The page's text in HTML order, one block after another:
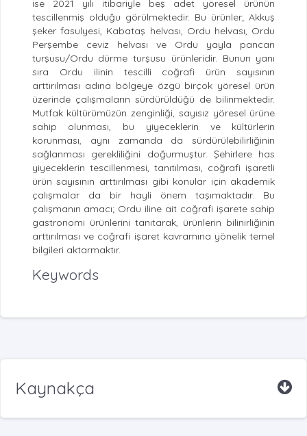
ise 2021 yılı itibariyle beş adet yöresel ürünün
tescillenmiş olduğu görülmektedir. Bu ürünler; Akkuş
şeker fasulyesi, Kabataş helvası, Ordu helvası, Ordu
Perşembe ceviz helvası ve Ordu yayla pancarı
turşusu/Ordu dürme turşusu ürünleridir. Bunun yanı
sıra Ordu ilinin tescilli coğrafi ürün sayısının
arttırılması adına bölgeye özgü birçok yöresel ürün
üzerinde çalışmaların sürdürüldüğü de bilinmektedir.
Mutfak kültürümüzün zenginliği, sayısız yöresel ürüne
sahip olunması, bu yiyeceklerin ve kültürlerin
korunması, aynı zamanda da sürdürülebilirliğinin
sağlanması gerekliliğini doğurmuştur. Şehirlere has
yiyeceklerin tescillenmesi, tanıtılması, coğrafi işaretli
ürün sayısının arttırılması gibi konular için akademik
çalışmalar da bir hayli önem taşımaktadır. Bu
çalışmanın amacı; Ordu iline ait coğrafi işarete sahip
gastronomi ürünlerini tanıtarak, ürünlerin bilinirliğinin
arttırılması ve coğrafi işaret kavramına yönelik temel
bilgileri aktarmaktır.
Keywords
Kaynakça